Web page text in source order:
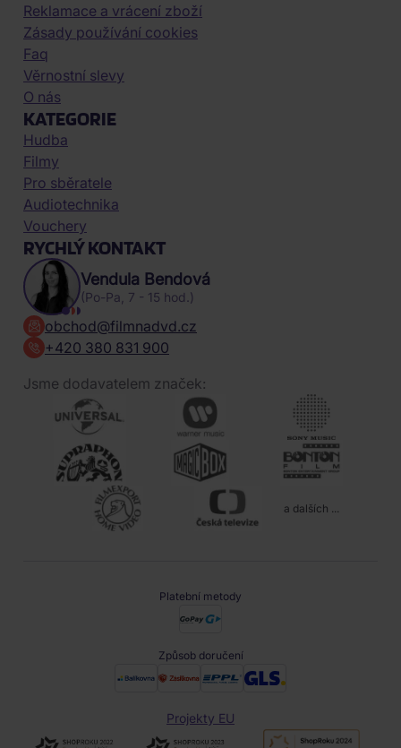
Reklamace a vrácení zboží
Zásady používání cookies
Faq
Věrnostní slevy
O nás
KATEGORIE
Hudba
Filmy
Pro sběratele
Audiotechnika
Vouchery
RYCHLÝ KONTAKT
Vendula Bendová
(Po-Pa, 7 - 15 hod.)
obchod@filmnadvd.cz
+420 380 831 900
Jsme dodavatelem značek:
a dalších ...
Platební metody
Způsob doručení
Projekty EU